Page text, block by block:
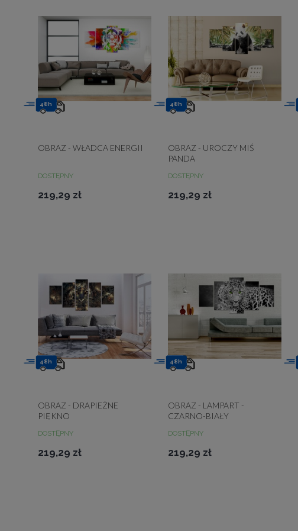
OBRAZ - WŁADCA ENERGII
DOSTĘPNY
219,29 zł
48h
OBRAZ - UROCZY MIŚ
PANDA
DOSTĘPNY
219,29 zł
48h
OBRAZ - DRAPIEŻNE
PIĘKNO
DOSTĘPNY
219,29 zł
48h
OBRAZ - LAMPART -
CZARNO-BIAŁY
DOSTĘPNY
219,29 zł
48h